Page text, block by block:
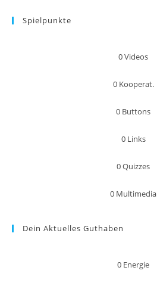
Spielpunkte
0Videos
0 Kooperat.
0 Buttons
0 Links
0Quizzes
0 Multimedia
Dein Aktuelles Guthaben
0 Energie